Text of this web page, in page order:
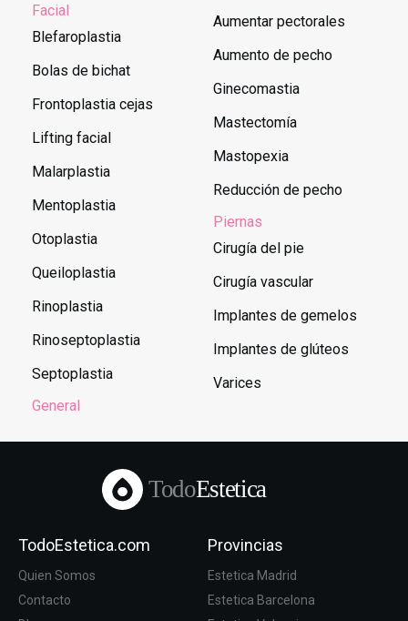
Facial
Blefaroplastia
Bolas de bichat
Frontoplastia cejas
Lifting facial
Malarplastia
Mentoplastia
Otoplastia
Queiloplastia
Rinoplastia
Rinoseptoplastia
Septoplastia
General
Aumentar pectorales
Aumento de pecho
Ginecomastia
Mastectomía
Mastopexia
Reducción de pecho
Piernas
Cirugía del pie
Cirugía vascular
Implantes de gemelos
Implantes de glúteos
Varices
TodoEstetica
TodoEstetica.com
Quien Somos
Contacto
Provincias
Estetica Madrid
Estetica Barcelona